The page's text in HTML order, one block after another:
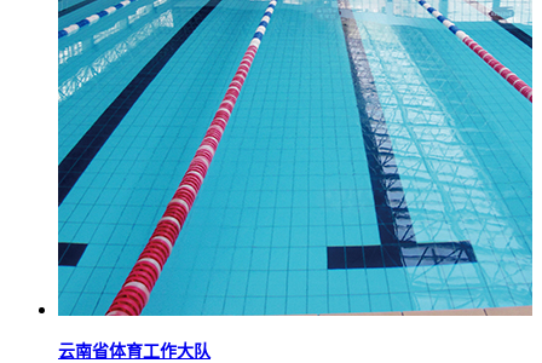
云南省体育工作大队